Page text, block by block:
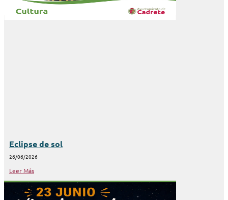
Eclipse de sol
26/06/2026
Leer Más